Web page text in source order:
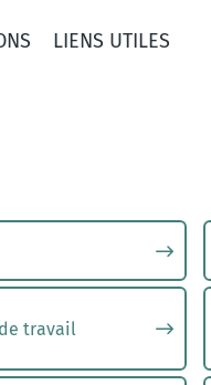
LIENS UTILES
travail